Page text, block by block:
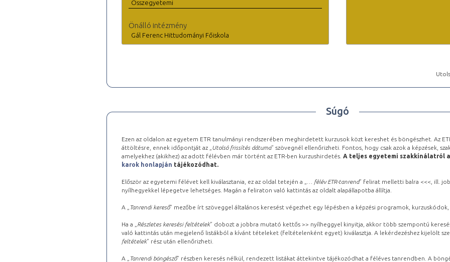
Összegyetemi
Önálló intézmény
Gál Ferenc Hittudományi Főiskola
Súgó
Ezen az oldalon az egyetem ETR tanulmányi rendszerében meghirdetett kurzusok közt kereshet és böngészhet. Az
áttöltésre, ennek időpontját az „ Utolsó frissítés dátuma” szövegnél ellenőrizheti. Fontos, hogy csak azok a képzések,
amelyekhez (akikhez) az adott félévben már történt az ETR-ben kurzushirdetés. A teljes egyetemi szakkínálatról a
karok honlapján tájékozódhat.
Először az egyetemi félévet kell kiválasztania, ez az oldal tetején a „ … félév ETR-tanrend” felirat melletti balra <<<, ill.
nyílhegyekkel lépegetve lehetséges. Magán a feliraton való kattintás az oldalt alapállapotba állítja.
A „ Tanrendi kereső” mezőbe írt szöveggel általános keresést végezhet egy lépésben a képzési programok,
Ha a „ Részletes keresési feltételek” dobozt a jobbra mutató kettős >> nyílheggyel kinyitja, akkor több szempontú
való kattintás után megjelenő listákból a kívánt tételeket (feltételenként egyet) kiválasztja. A lekérdezéshez kijelölt
feltételek” rész után ellenőrizheti.
A „ Tanrendi böngésző” részben keresés nélkül, rendezett listákat áttekintve tájékozódhat a féléves tanrendben. A